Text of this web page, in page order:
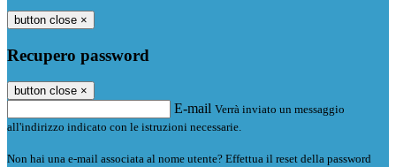
button close ×
Recupero password
button close ×
E-mail Verrà inviato un messaggio
all'indirizzo indicato con le istruzioni necessarie.
Non hai una e-mail associata al nome utente? Effettua il reset della password